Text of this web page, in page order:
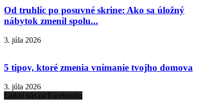
Od truhlíc po posuvné skrine: Ako sa úložný
nábytok zmenil spolu...
3. júla 2026
5 tipov, ktoré zmenia vnímanie tvojho domova
3. júla 2026
Lajkni nás na Facebooku